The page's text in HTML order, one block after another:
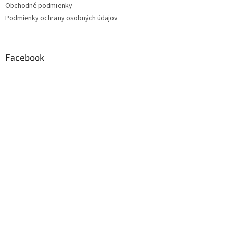
Obchodné podmienky
Podmienky ochrany osobných údajov
Facebook